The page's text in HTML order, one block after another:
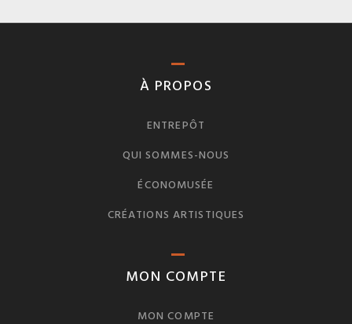
À PROPOS
ENTREPÔT
QUI SOMMES-NOUS
ÉCONOMUSÉE
CRÉATIONS ARTISTIQUES
MON COMPTE
MON COMPTE